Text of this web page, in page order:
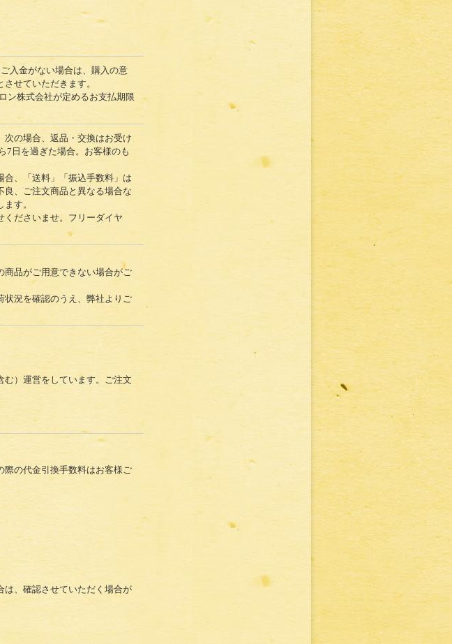
入金がない場合は、購入の意
せていただきます。
ン株式会社が定めるお支払期限
次の場合、返品・交換はお受け
7日を過ぎた場合。お客様のも
合、「送料」「振込手数料」は
良、ご注文商品と異なる場合な
す。
ださいませ。フリーダイヤ
商品がご用意できない場合がご
状況を確認のうえ、弊社よりご
む）運営をしています。ご注文
際の代金引換手数料はお客様ご
は、確認させていただく場合が